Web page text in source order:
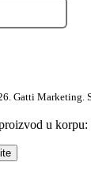
Gatti Marketing.
u korpu: